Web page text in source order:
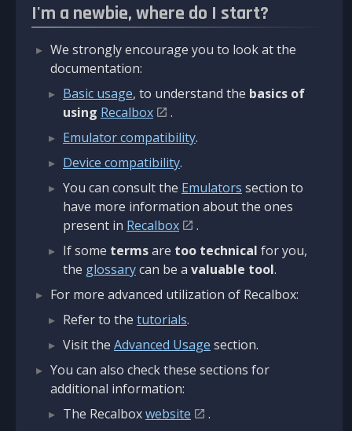
I'm a newbie, where do I start?
We strongly encourage you to look at the
documentation:
Basic usage, to understand the basics of
using Recalbox
.
Emulator compatibility.
Device compatibility.
You can consult the Emulators section to
have more information about the ones
present in Recalbox
.
If some termsare too technical for you,
the glossarycan be a valuable tool.
For more advanced utilization of Recalbox:
Refer to the tutorials.
Visit the Advanced Usage section.
You can also check these sections for
additional information:
The Recalboxwebsite
.